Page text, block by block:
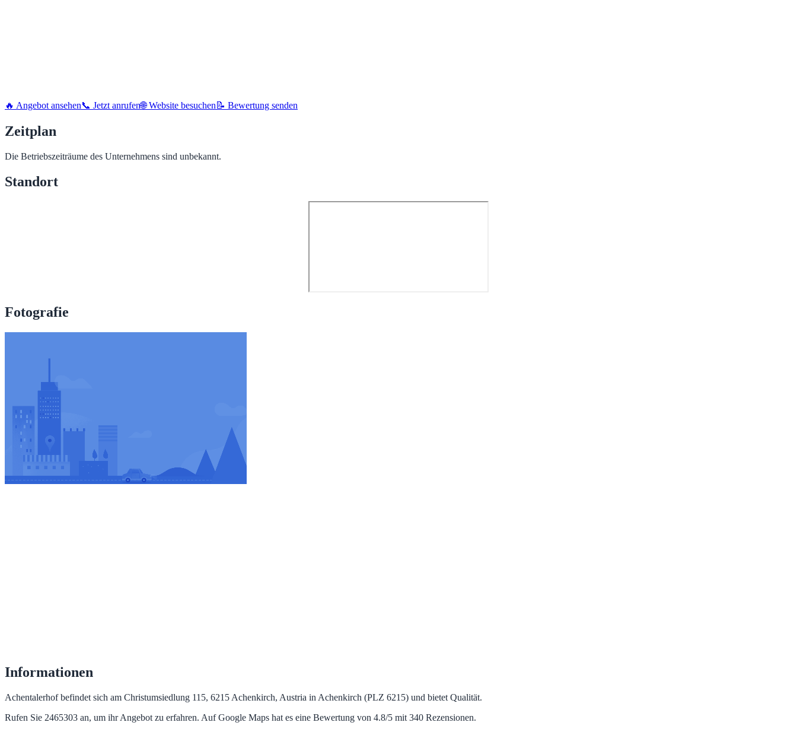
🔥 Angebot ansehen📞 Jetzt anrufen🌐 Website besuchen 📝 Bewertung senden
Zeitplan
Die Betriebszeiträume des Unternehmens sind unbekannt.
Standort
Fotografie
Informationen
Achentalerhof befindet sich am Christumsiedlung 115, 6215 Achenkirch, Austria in Achenkirch (PLZ 6215) und bietet Qualität.
Rufen Sie 2465303 an, um ihr Angebot zu erfahren. Auf Google Maps hat es eine Bewertung von 4.8/5 mit 340 Rezensionen.